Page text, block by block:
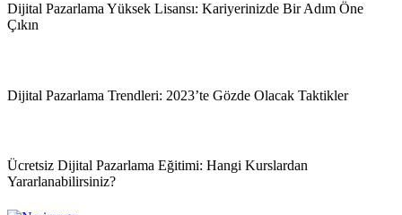
Dijital Pazarlama Yüksek Lisansı: Kariyerinizde Bir Adım Öne
Çıkın
Dijital Pazarlama Trendleri: 2023’te Gözde Olacak Taktikler
Ücretsiz Dijital Pazarlama Eğitimi: Hangi Kurslardan
Yararlanabilirsiniz?